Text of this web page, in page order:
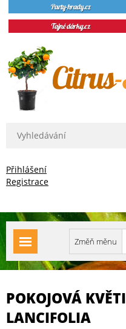
Přihlášení
Registrace
POKOJOVÁ
LANCIFOLIA